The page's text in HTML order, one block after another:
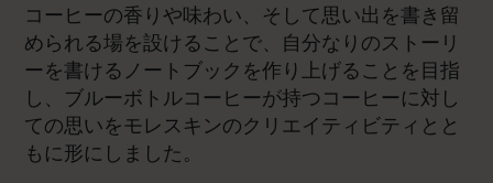
コーヒーの香りや味わい、そして思い出を書き留
められる場を設けることで、自分なりのストーリ
ーを書けるノートブックを作り上げることを目指
し、ブルーボトルコーヒーが持つコーヒーに対し
ての思いをモレスキンのクリエイティビティとと
もに形にしました。